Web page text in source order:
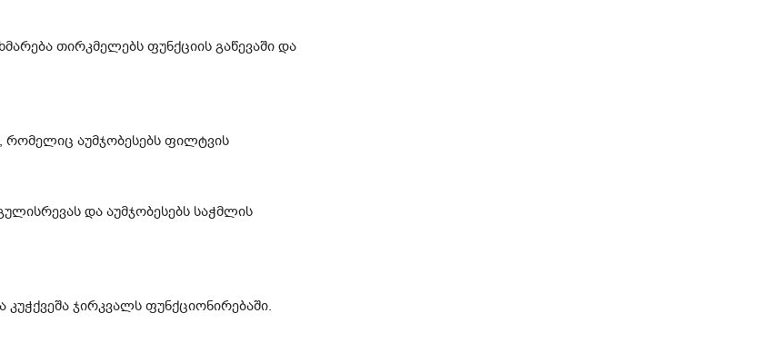
თირკმელებს ფუნქციის გაწევაში და
რომელიც აუმჯობესებს ფილტვის
და აუმჯობესებს საჭმლის
ჯირკვალს ფუნქციონირებაში.